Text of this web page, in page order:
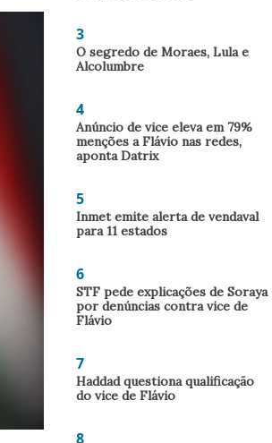
3
O segredo de Moraes, Lula e
Alcolumbre
4
Anúncio de vice eleva em 79%
menções a Flávio nas redes,
aponta Datrix
5
Inmet emite alerta de vendaval
para 11 estados
6
STF pede explicações de Soraya
por denúncias contra vice de
Flávio
7
Haddad questiona qualificação
do vice de Flávio
8